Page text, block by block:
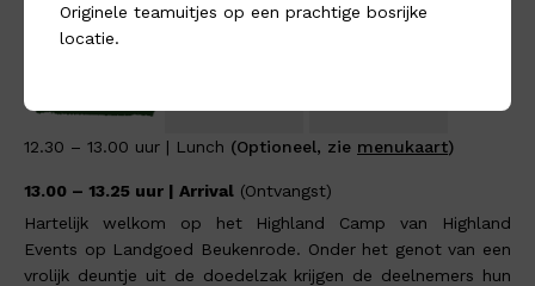
12.30 – 13.00 uur | Lunch (Optioneel, zie menukaart)
13.00 – 13.25 uur | Arrival (Ontvangst)
Hartelijk welkom op het Highland Camp van Highland
Events op Landgoed Beukenrode. Onder het genot van een
vrolijk deuntje uit de doedelzak krijgen de deelnemers hun
Originele teamuitjes op een prachtige bosrijke
locatie.